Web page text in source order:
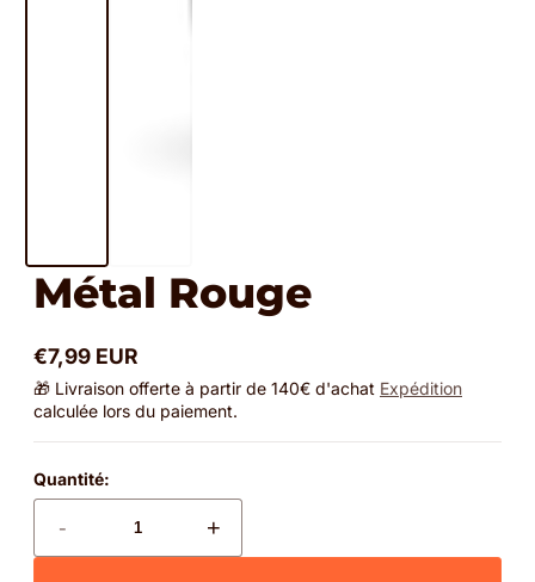
Métal Rouge
Prix
normal
€7,99 EUR
🎁 Livraison offerte à partir de 140€ d'achat Expédition
calculée lors du paiement.
Quantité:
- +